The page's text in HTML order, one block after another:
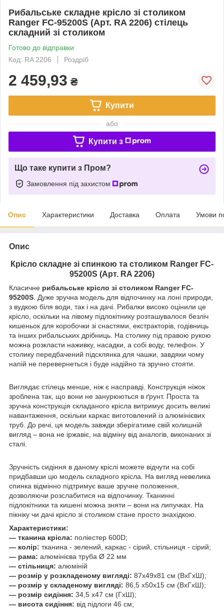
Рибальське складне крісло зі столиком
Ranger FC-95200S (Арт. RA 2206) стілець
складний зі столиком
Готово до відправки
Код: RA 2206
Роздріб
2 459,93 ₴
Купити
або
Купити з
Що таке купити з Пром?
Замовлення під захистом
Опис Характеристики Доставка Оплата Умови
Опис
Крісло складне зі спинкою та столиком Ranger FC-
95200S (Арт. RA 2206)
Класичне рибальське крісло зі столиком Ranger FC-
95200S . Дуже зручна модель для відпочинку на лоні природи,
з вудкою біля води, так і на дачі. Рибалки високо оцінили це
крісло, оскільки на лівому підлокітнику розташувалося безліч
кишеньок для коробочки зі снастями, екстракторів, годівниць
та інших рибальських дрібниць. На столику під правою рукою
можна розкласти наживку, насадки, а собі воду, телефон. У
столику передбачений підсклянка для чашки, завдяки чому
напій не перевернеться і буде надійно та зручно стояти.
Виглядає стілець менше, ніж є насправді. Конструкція ніжок
зроблена так, що вони не занурюються в ґрунт. Проста та
зручна конструкція складаного крісла витримує досить великі
навантаження, оскільки каркас виготовлений із алюмінієвих
труб. До речі, ця модель завжди зберігатиме свій колишній
вигляд – вона не іржавіє, на відміну від аналогів, виконаних зі
сталі.
Зручність сидіння в даному кріслі можете відчути на собі
придбавши цю модель складного крісла. На вигляд невелика
спинка відмінно підтримує ваше зручне положення,
дозволяючи розслабитися на відпочинку. Тканинні
підлокітники та кишені можна зняти – вони на липучках. На
пікніку чи дачі крісло зі столиком стане просто знахідкою.
Характеристики:
— тканина крісла: поліестер 600D;
— колір: тканина - зелений, каркас - сірий, стільниця - сірий;
— рама: алюмінієва труба Ø 22 мм
— стільниця: алюміній
— розмір у розкладеному вигляді: 87х49х81 см (ВхГхШ);
— розмір у складеному вигляді: 86,5 х50х15 см (ВхГхШ);
— розмір сидіння: 34,5 х47 см (ГхШ);
— висота сидіння: від підлоги 46 см;